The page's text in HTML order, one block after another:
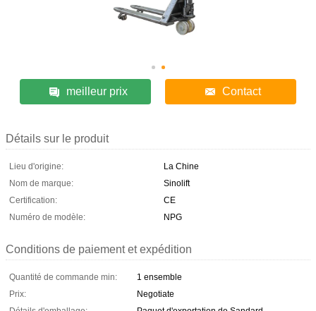
meilleur prix Contact
Détails sur le produit
Lieu d'origine:
La Chine
Nom de marque:
Sinolift
Certification:
CE
Numéro de modèle:
NPG
Conditions de paiement et expédition
Quantité de commande min:
1 ensemble
Prix:
Negotiate